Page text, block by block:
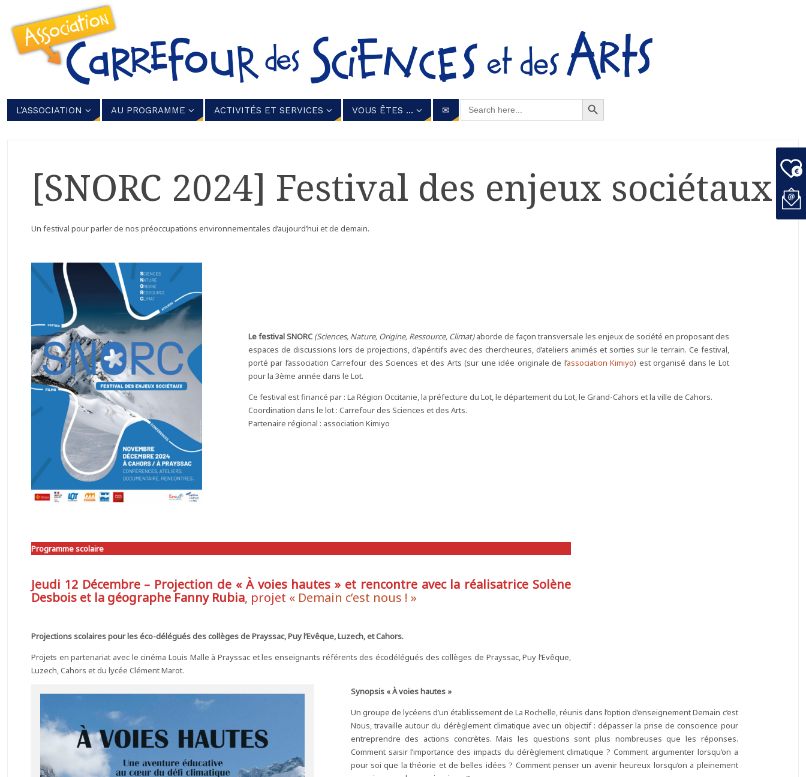
L’ASSOCIATION AU PROGRAMME ACTIVITÉS ET SERVICES VOUS ÊTES … ✉
Search for: Search Button
[SNORC 2024] Festival des enjeux sociétaux
Un festival pour parler de nos préoccupations environnementales d’aujourd’hui et de demain.
Le festival SNORC (Sciences, Nature, Origine, Ressource, Climat)aborde de façon transversale les enjeux de société en proposant des
espaces de discussions lors de projections, d’apéritifs avec des chercheur.es, d’ateliers animés et sorties sur le terrain. Ce festival,
porté par l’association Carrefour des Sciences et des Arts (sur une idée originale de l’association Kimiyo) est organisé dans le Lot
pour la 3ème année dans le Lot.
Ce festival est financé par : La Région Occitanie, la préfecture du Lot, le département du Lot, le Grand-Cahors et la ville de Cahors.
Coordination dans le lot : Carrefour des Sciences et des Arts.
Partenaire régional : association Kimiyo
Programme scolaire
Jeudi 12 Décembre – Projection de « À voies hautes » et rencontre avec la réalisatrice Solène
Desbois et la géographe Fanny Rubia, projet « Demain c’est nous ! »
Projections scolaires pour les éco-délégués des collèges de Prayssac, Puy l’Evêque, Luzech, et Cahors.
Projets en partenariat avec le cinéma Louis Malle à Prayssac et les enseignants référents des écodélégués des collèges de Prayssac, Puy l’Evêque,
Luzech, Cahors et du lycée Clément Marot.
Synopsis « À voies hautes »
Un groupe de lycéens d’un établissement de La Rochelle, réunis dans l’option d’enseignement Demain c’est
Nous, travaille autour du dérèglement climatique avec un objectif : dépasser la prise de conscience pour
entreprendre des actions concrètes. Mais les questions sont plus nombreuses que les réponses.
Comment saisir l’importance des impacts du dérèglement climatique ? Comment argumenter lorsqu’on a
pour soi que la théorie et de belles idées ? Comment penser un avenir heureux lorsqu’on a pleinement